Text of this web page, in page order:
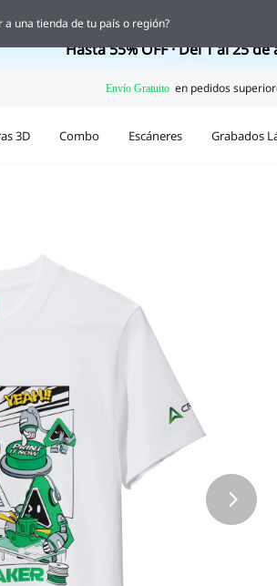
🔥 Ofertas de Regreso a
Hasta 55% OFF · Del 1 al 25
3D Combo Escáneres Grabados
una tienda de tu país o región?